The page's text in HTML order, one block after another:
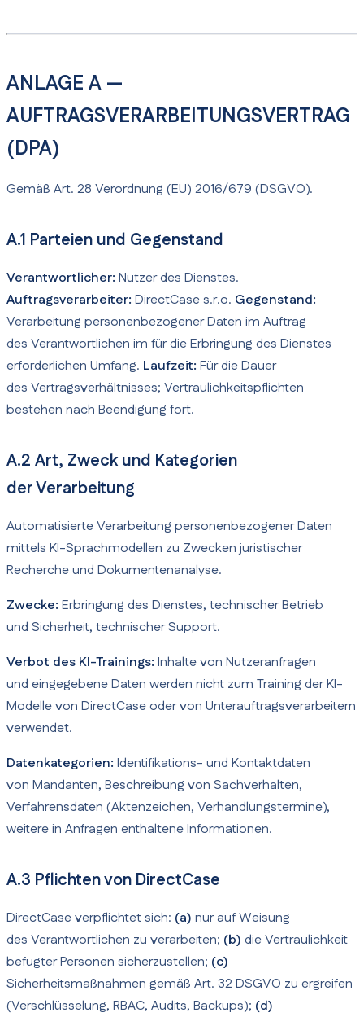
ANLAGE A —
AUFTRAGSVERARBEITUNGSVERTRAG
(DPA)
Gemäß Art. 28 Verordnung (EU) 2016/679 (DSGVO).
A.1 Parteien und Gegenstand
Verantwortlicher: Nutzer des Dienstes.
Auftragsverarbeiter: DirectCase s.r.o. Gegenstand:
Verarbeitung personenbezogener Daten im Auftrag
des Verantwortlichen im für die Erbringung des Dienstes
erforderlichen Umfang. Laufzeit: Für die Dauer
des Vertragsverhältnisses; Vertraulichkeitspflichten
bestehen nach Beendigung fort.
A.2 Art, Zweck und Kategorien
der Verarbeitung
Automatisierte Verarbeitung personenbezogener Daten
mittels KI-Sprachmodellen zu Zwecken juristischer
Recherche und Dokumentenanalyse.
Zwecke: Erbringung des Dienstes, technischer Betrieb
und Sicherheit, technischer Support.
Verbot des KI-Trainings: Inhalte von Nutzeranfragen
und eingegebene Daten werden nicht zum Training der KI-
Modelle von DirectCase oder von Unterauftragsverarbeitern
verwendet.
Datenkategorien: Identifikations- und Kontaktdaten
von Mandanten, Beschreibung von Sachverhalten,
Verfahrensdaten (Aktenzeichen, Verhandlungstermine),
weitere in Anfragen enthaltene Informationen.
A.3 Pflichten von DirectCase
DirectCase verpflichtet sich: (a) nur auf Weisung
des Verantwortlichen zu verarbeiten; (b) die Vertraulichkeit
befugter Personen sicherzustellen; (c)
Sicherheitsmaßnahmen gemäß Art. 32 DSGVO zu ergreifen
(Verschlüsselung, RBAC, Audits, Backups); (d)